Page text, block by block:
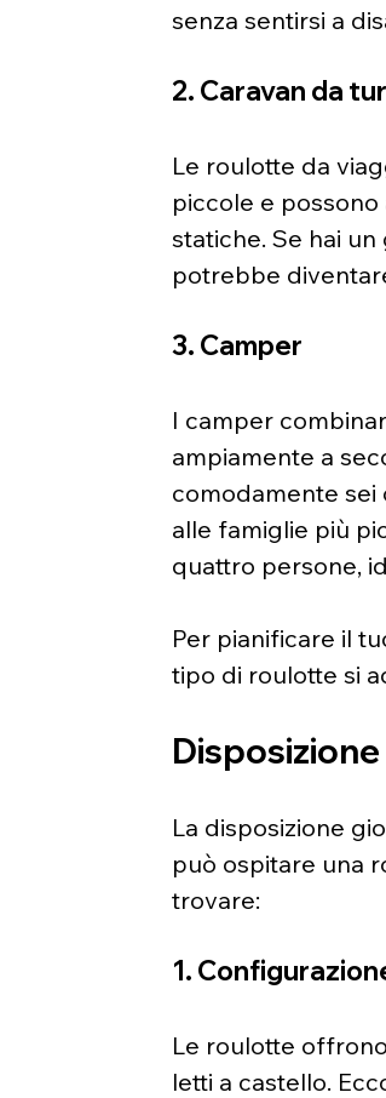
senza sentirsi a
2. Caravan da
Le roulotte da
piccole e
statiche. Se hai
potrebbe
3. Camper
I camper
ampiamente a
comodamente sei
alle famiglie più
quattro persone,
Per pianificare il
tipo di roulotte si
La disposizione
può ospitare una
trovare:
1.
Le roulotte
letti a castello.